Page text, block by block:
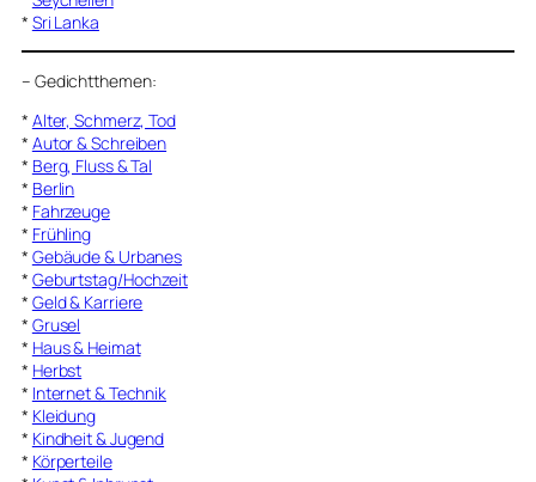
* Sri Lanka
– Gedichtthemen:
* Alter, Schmerz, Tod
* Autor & Schreiben
* Berg, Fluss & Tal
* Berlin
* Fahrzeuge
* Frühling
* Gebäude & Urbanes
* Geburtstag/Hochzeit
* Geld & Karriere
* Grusel
* Haus & Heimat
* Herbst
* Internet & Technik
* Kleidung
* Kindheit & Jugend
* Körperteile